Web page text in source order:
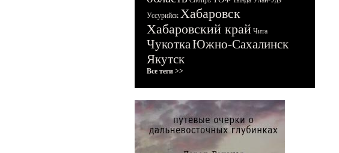
Уссурийск Хабаровск
Хабаровский край Чита
ЧукоткаЮжно-Сахалинск
Якутск
Все теги >>